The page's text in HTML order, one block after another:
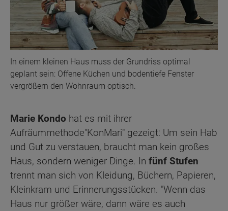
In einem kleinen Haus muss der Grundriss optimal
geplant sein: Offene Küchen und bodentiefe Fenster
vergrößern den Wohnraum optisch.
Marie Kondo hat es mit ihrer
Aufräummethode"KonMari" gezeigt: Um sein Hab
und Gut zu verstauen, braucht man kein großes
Haus, sondern weniger Dinge. In fünf Stufen
trennt man sich von Kleidung, Büchern, Papieren,
Kleinkram und Erinnerungsstücken. "Wenn das
Haus nur größer wäre, dann wäre es auch